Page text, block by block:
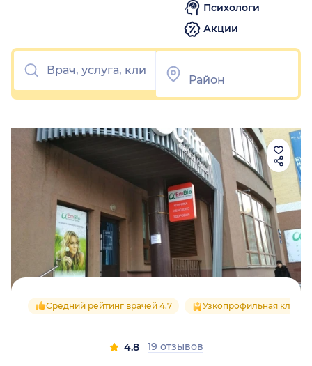
Психологи
Акции
Средний рейтинг врачей 4.7 Узкопрофильная
4.8 19 отзывов